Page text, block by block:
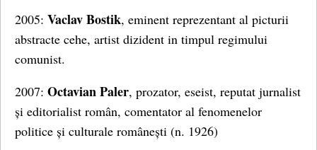
2005: Vaclav Bostik, eminent reprezentant al picturii
abstracte cehe, artist dizident in timpul regimului
comunist.
2007: Octavian Paler, prozator, eseist, reputat jurnalist
și editorialist român, comentator al fenomenelor
politice și culturale românești (n. 1926)